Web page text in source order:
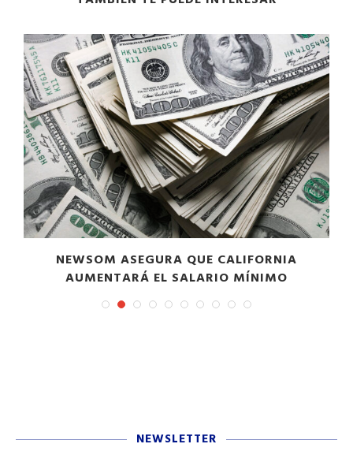
NEWSOM ASEGURA QUE CALIFORNIA
AUMENTARÁ EL SALARIO MÍNIMO
NEWSLETTER